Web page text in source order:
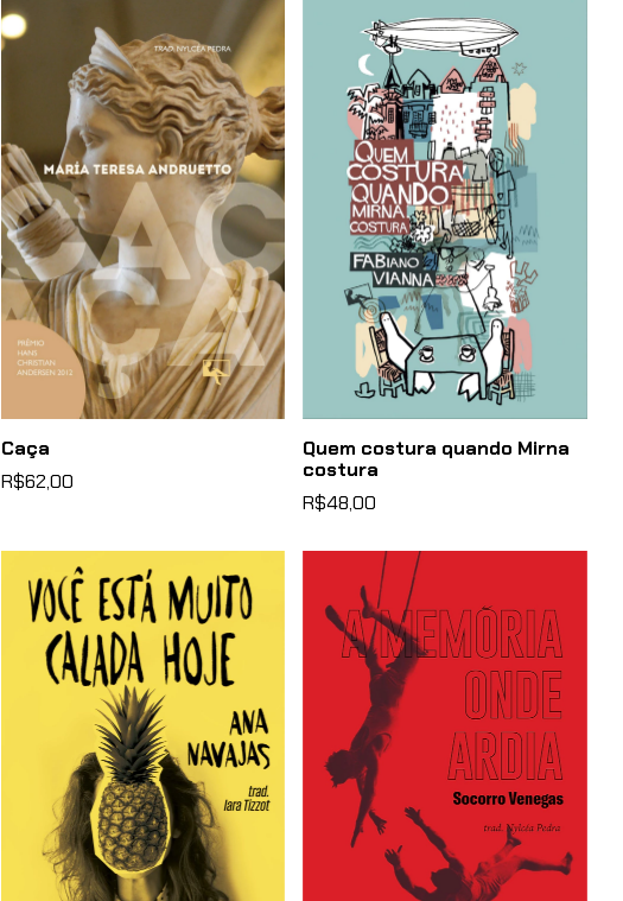
Caça
R$62,00
Quem costura quando Mirna
costura
R$48,00